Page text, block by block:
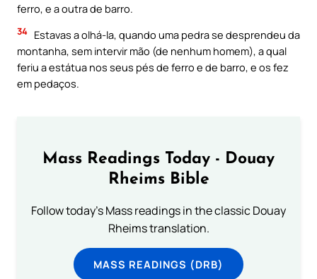
ferro, e a outra de barro.
34 Estavas a olhá-la, quando uma pedra se desprendeu da
montanha, sem intervir mão (de nenhum homem), a qual
feriu a estátua nos seus pés de ferro e de barro, e os fez
em pedaços.
Mass Readings Today - Douay
Rheims Bible
Follow today's Mass readings in the classic Douay
Rheims translation.
MASS READINGS (DRB)